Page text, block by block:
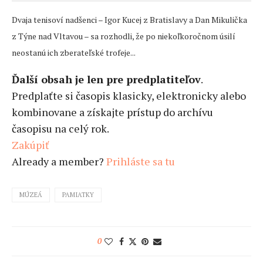
Dvaja tenisoví nadšenci – Igor Kucej z Bratislavy a Dan Mikulička
z Týne nad Vltavou – sa rozhodli, že po niekoľkoročnom úsilí
neostanú ich zberateľské trofeje...
Ďalší obsah je len pre predplatiteľov.
Predplaťte si časopis klasicky, elektronicky alebo
kombinovane a získajte prístup do archívu
časopisu na celý rok.
Zakúpiť
Already a member? Prihláste sa tu
MÚZEÁ PAMIATKY
0